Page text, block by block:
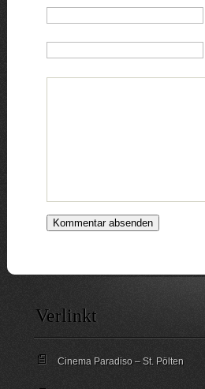
Verlinkt
Cinema Paradiso – St. Pölten